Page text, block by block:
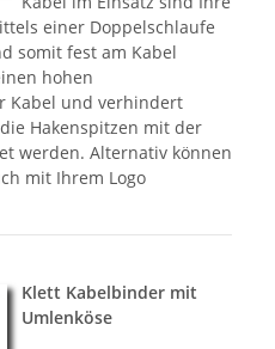
einer Doppelschlaufe
somit fest am Kabel
hohen
Kabel und verhindert
Hakenspitzen mit der
werden. Alternativ können
mit Ihrem Logo
Klett Kabelbinder mit
Umlenköse